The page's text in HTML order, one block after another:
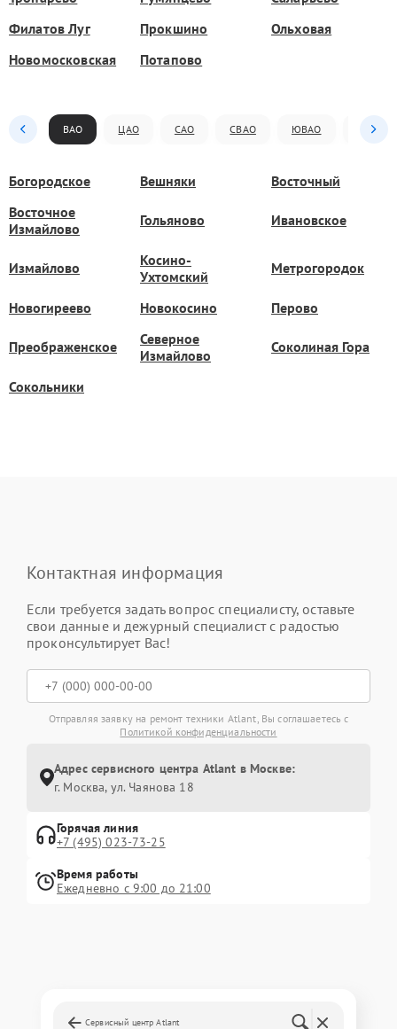
Филатов Луг
Прокшино
Ольховая
Новомосковская
Потапово
ВАО ЦАО САО СВАО ЮВАО ЮАО
Богородское Вешняки
Восточный
Восточное
Измайлово
Гольяново Ивановское
Измайлово
Косино-
Ухтомский
Метрогородок
Новогиреево Новокосино Перово
Преображенское
Северное
Измайлово
Соколиная Гора
Сокольники
Контактная информация
Если требуется задать вопрос специалисту, оставьте
свои данные и дежурный специалист с радостью
проконсультирует Вас!
Отправляя заявку на ремонт техники Atlant, Вы соглашаетесь с
Политикой конфиденциальности
Адрес сервисного центра Atlant в Москве:
г. Москва, ул. Чаянова 18
Горячая линия
+7 (495) 023-73-25
Время работы
Ежедневно с 9:00 до 21:00
Сервисный центр Atlant